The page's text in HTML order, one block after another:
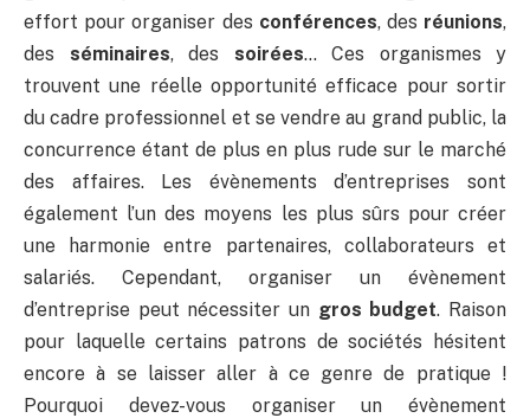
effort pour organiser des conférences, des réunions,
des séminaires, des soirées… Ces organismes y
trouvent une réelle opportunité efficace pour sortir
du cadre professionnel et se vendre au grand public, la
concurrence étant de plus en plus rude sur le marché
des affaires. Les évènements d’entreprises sont
également l’un des moyens les plus sûrs pour créer
une harmonie entre partenaires, collaborateurs et
salariés. Cependant, organiser un évènement
d’entreprise peut nécessiter un gros budget. Raison
pour laquelle certains patrons de sociétés hésitent
encore à se laisser aller à ce genre de pratique !
Pourquoi devez-vous organiser un évènement